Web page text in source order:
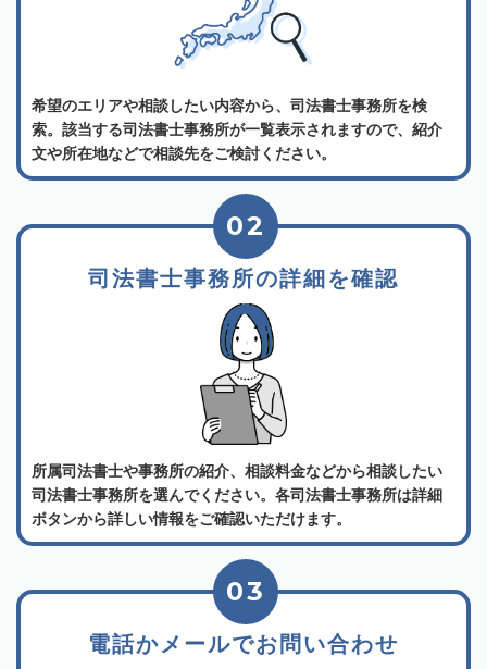
希望のエリアや相談したい内容から、司法書士事務所を検
索。該当する司法書士事務所が一覧表示されますので、紹介
文や所在地などで相談先をご検討ください。
司法書士事務所の詳細を確認
02
所属司法書士や事務所の紹介、相談料金などから相談したい
司法書士事務所を選んでください。各司法書士事務所は詳細
ボタンから詳しい情報をご確認いただけます。
電話かメールでお問い合わせ
03